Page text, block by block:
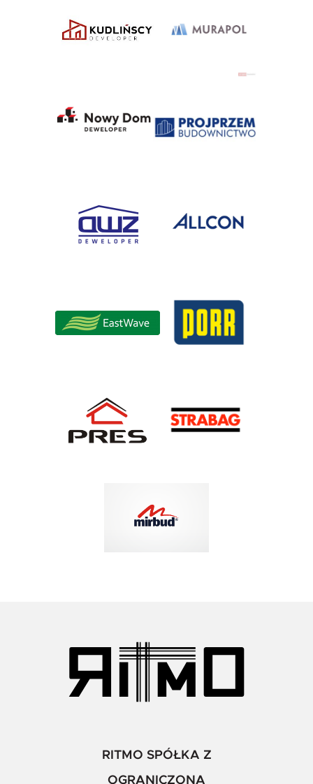
RITMO SPÓŁKA Z
OGRANICZONĄ